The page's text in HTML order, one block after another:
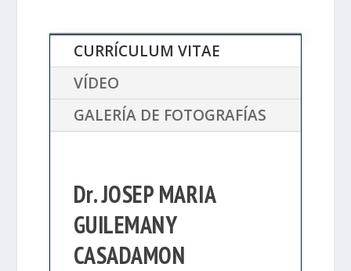
CURRÍCULUM VITAE
VÍDEO
GALERÍA DE FOTOGRAFÍAS
Dr. JOSEP MARIA
GUILEMANY
CASADAMON